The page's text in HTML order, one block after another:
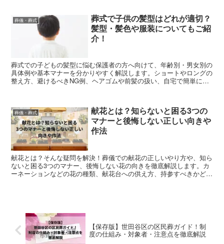
を読めば、迷いやすい手元の小物を失礼なく整えるためのポイントが
わかります。
葬儀・葬式
葬式で子供の髪型はどれが適切？
髪型・髪色や服装についてもご紹
介！
葬式での子どもの髪型に悩む保護者の方へ向けて、年齢別・男女別の
具体例や基本マナーを分かりやすく解説します。ショートやロングの
整え方、避けるべきNG例、ヘアゴムや前髪の扱い、自宅で簡単にで
葬儀・葬式
献花とは？知らないと困る3つの
マナーと後悔しない正しい向きや
作法
献花とは？そんな疑問を解決！葬儀での献花の正しいやり方や、知ら
ないと困る3つのマナー、後悔しない花の向きを徹底解説します。カ
ーネーションなどの花の種類、献花台への供え方、持参すべきかどう
【保存版】世田谷区の区民葬ガイド！制
度の仕組み・対象者・注意点を徹底解説